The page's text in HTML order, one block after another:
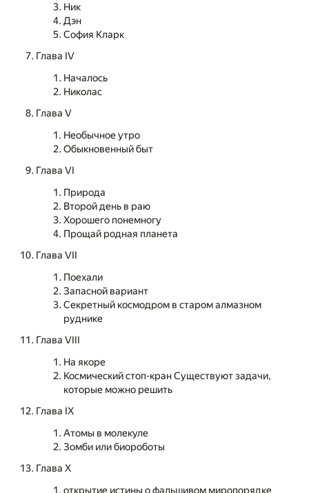
Ник
Дэн
София Кларк
Глава IV
Началось
Николас
Глава V
Необычное утро
Обыкновенный быт
Глава VI
Природа
Второй день в раю
Хорошего понемногу
Прощай родная планета
Глава VII
Поехали
Запасной вариант
Секретный космодром в старом алмазном
руднике
Глава VIII
На якоре
Космический стоп-кран Существуют задачи,
которые можно решить
Глава IХ
Атомы в молекуле
Зомби или биороботы
Глава Х
открытие истины о фальшивом миропорядке